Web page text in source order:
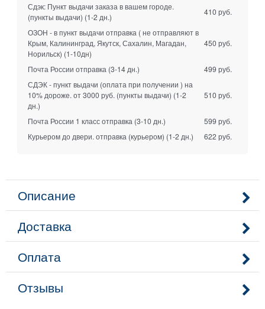
Сдэк: Пункт выдачи заказа в вашем городе.
(пункты выдачи) (1-2 дн.)
410 руб.
ОЗОН - в пункт выдачи отправка ( не отправляют в
Крым, Калининград, Якутск, Сахалин, Магадан,
Норильск) (1-10дн)
450 руб.
Почта России отправка (3-14 дн.)
499 руб.
СДЭК - пункт выдачи (оплата при получении ) на
10% дороже. от 3000 руб. (пункты выдачи) (1-2
дн.)
510 руб.
Почта России 1 класс отправка (3-10 дн.)
599 руб.
Курьером до двери. отправка (курьером) (1-2 дн.) 622 руб.
Описание
Доставка
Оплата
Отзывы